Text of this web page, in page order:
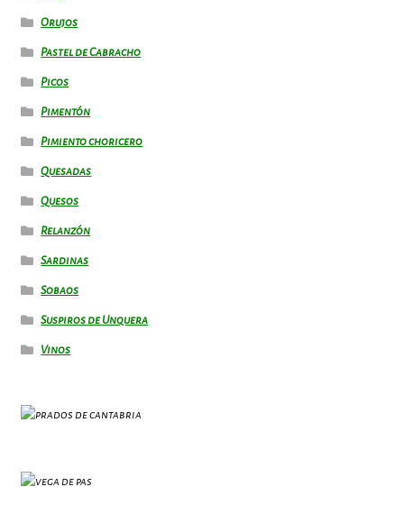
Orujos
Pastel de Cabracho
Picos
Pimentón
Pimiento choricero
Quesadas
Quesos
Relanzón
Sardinas
Sobaos
Suspiros de Unquera
Vinos